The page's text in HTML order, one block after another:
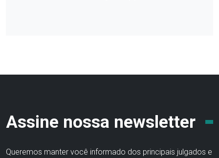
Assine nossa newsletter
Queremos manter você informado dos principais julgados e